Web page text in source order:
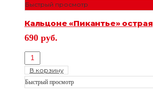
Быстрый просмотр
Кальцоне «Пикантье» острая
690 руб.
В корзину
Быстрый просмотр